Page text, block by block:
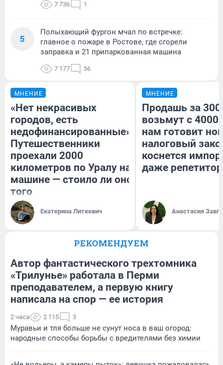
7 736 1
5
Полыхающий фургон мчал по встречке:
главное о пожаре в Ростове, где сгорели
заправка и 21 припаркованная машина
7 177 56
МНЕНИЕ
«Нет некрасивых
городов, есть
недофинансированные».
Путешественники
проехали 2000
километров по Уралу на
машине — стоило ли оно
того
Екатерина Литкевич
МНЕНИЕ
Продашь за
возьмут с
нам готовит
налоговый
коснется
даже
Анастасия
РЕКОМЕНДУЕМ
Автор фантастического трехтомника
«Трилунье» работала в Перми
преподавателем, а первую книгу
написала на спор — ее история
2 часа 2 115 3
Муравьи и тля больше не сунут носа в ваш огород:
народные способы борьбы с вредителями без химии